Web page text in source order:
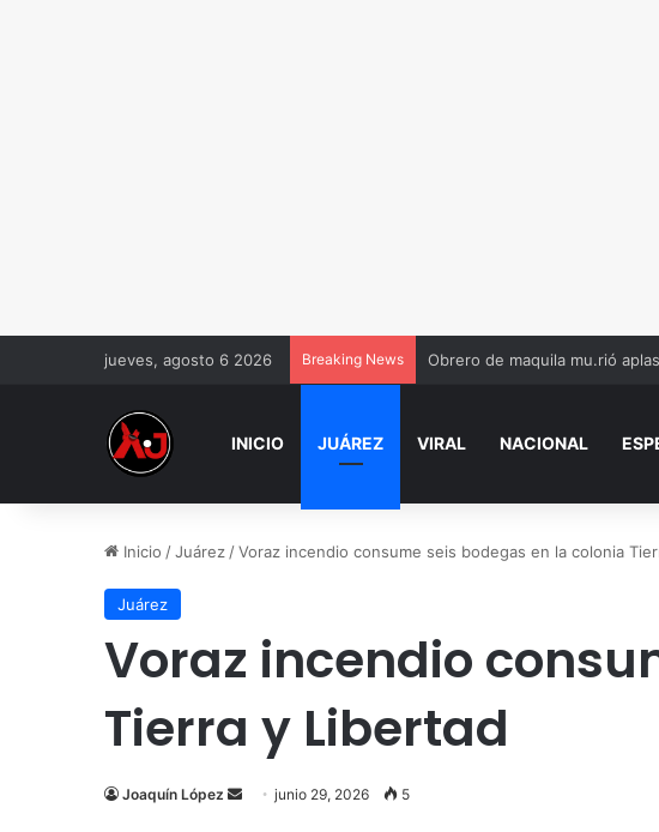
jueves, agosto 6 2026 Breaking News Obrero de maquila mu.rió
INICIO JUÁREZ VIRAL NACIONAL
Inicio /Juárez /Voraz incendio consume seis bodegas en la colonia
Juárez
Voraz incendio
Tierra y Libertad
Joaquín López
Sendjunio 29, 2026 5